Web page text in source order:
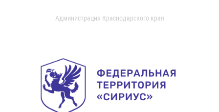
Администрация Краснодарского края